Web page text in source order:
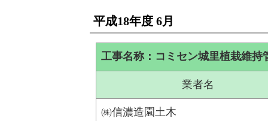
平成18年度 6月
工事名称：コミセン城里植栽維持
業者名
㈱信濃造園土木